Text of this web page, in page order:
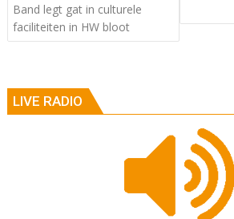
Band legt gat in culturele
faciliteiten in HW bloot
LIVE RADIO